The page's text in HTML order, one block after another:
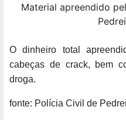
Material apreendido
O dinheiro total
cabeças de crack, bem
droga.
fonte: Polícia Civil de